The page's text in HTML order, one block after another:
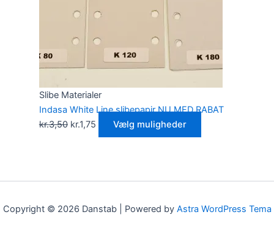
Slibe Materialer
Indasa White Line slibepapir NU MED RABAT
kr.3,50 kr.1,75 Vælg muligheder
Copyright © 2026 Danstab | Powered by Astra WordPress Tema